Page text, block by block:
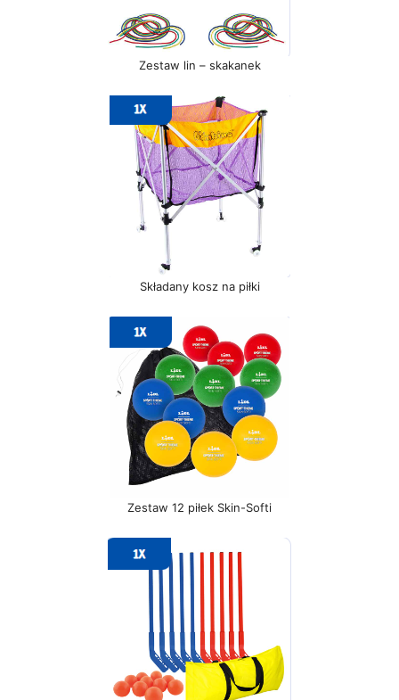
Zestaw lin – skakanek
Składany kosz na piłki
Zestaw 12 piłek Skin-Softi